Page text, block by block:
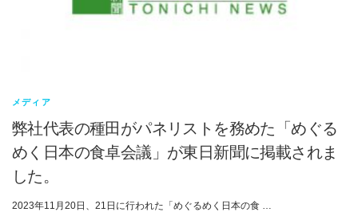
メディア
弊社代表の種田がパネリストを務めた「めぐる
めく日本の食卓会議」が東日新聞に掲載されま
した。
2023年11月20日、21日に行われた「めぐるめく日本の食 …